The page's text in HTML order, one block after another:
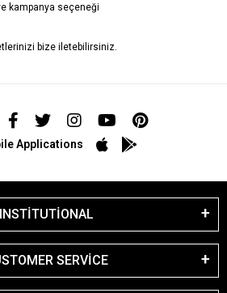
kampanya seçeneği
bize iletebilirsiniz.
Applications
INSTİTUTİONAL
SERVİCE